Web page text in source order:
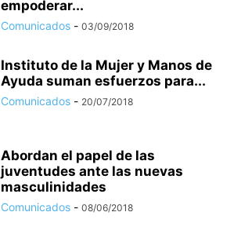
empoderar...
Comunicados - 03/09/2018
Instituto de la Mujer y Manos de
Ayuda suman esfuerzos para...
Comunicados - 20/07/2018
Abordan el papel de las
juventudes ante las nuevas
masculinidades
Comunicados - 08/06/2018